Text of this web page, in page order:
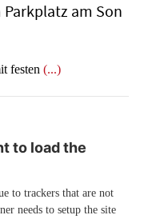
am Son
festen (...)
to load the
to trackers that are not
needs to setup the site